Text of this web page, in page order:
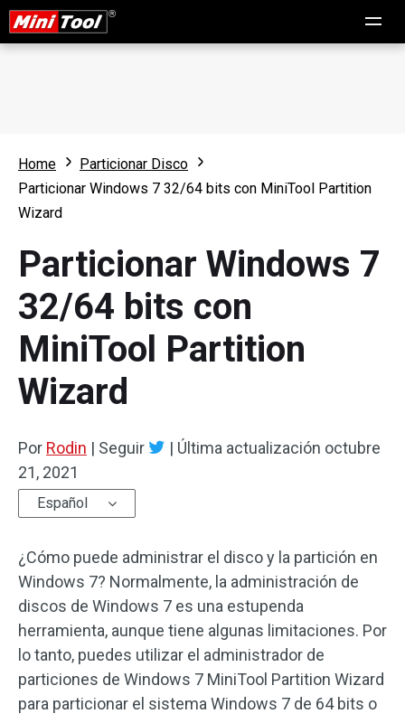
Home
Particionar Disco
Particionar Windows 7 32/64 bits con MiniTool Partition
Wizard
Particionar Windows 7
32/64 bits con
MiniTool Partition
Wizard
Por Rodin | Seguir | Última actualización octubre
21, 2021
Español
¿Cómo puede administrar el disco y la partición en
Windows 7? Normalmente, la administración de
discos de Windows 7 es una estupenda
herramienta, aunque tiene algunas limitaciones. Por
lo tanto, puedes utilizar el administrador de
particiones de Windows 7 MiniTool Partition Wizard
para particionar el sistema Windows 7 de 64 bits o